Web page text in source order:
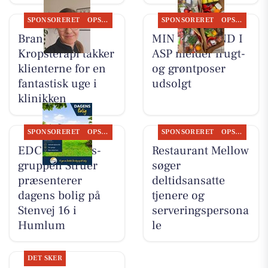
SPONSORERET OPSLAGSTAVLEN
Brandsborgs
Kropsterapi takker
klienterne for en
fantastisk uge i
klinikken
SPONSORERET OPSLAGSTAVLEN
MIN KØBMAND I
ASP melder frugt-
og grøntposer
udsolgt
SPONSORERET OPSLAGSTAVLEN
EDC Ejen­doms­
grup­pen Struer
præsenterer
dagens bolig på
Stenvej 16 i
Humlum
SPONSORERET OPSLAGSTAVLEN
Restaurant Mellow
søger
deltidsansatte
tjenere og
serveringspersona
le
DET SKER